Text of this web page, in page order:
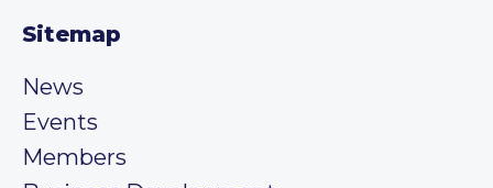
Sitemap
News
Events
Members